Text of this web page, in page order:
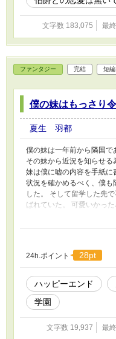
文字数 183,075 最
ファンタジー 完結 短編
僕の妹はもっさり
夏生 羽都
僕の妹は一年前から隣国で
その妹から近況を知らせる
妹は僕に嘘の内容を手紙
状況を確かめるべく、僕も
した。 そして留学した先
ばれていた。 可愛いかっ
者独自の世界観によって
24h.ポイント 28pt
ハッピーエンド
学園
文字数 19,937 最